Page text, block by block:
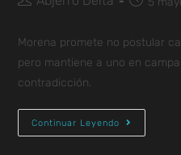
Morena promete no postular
pero mantiene a uno en
contradicción.
Continuar Leyendo